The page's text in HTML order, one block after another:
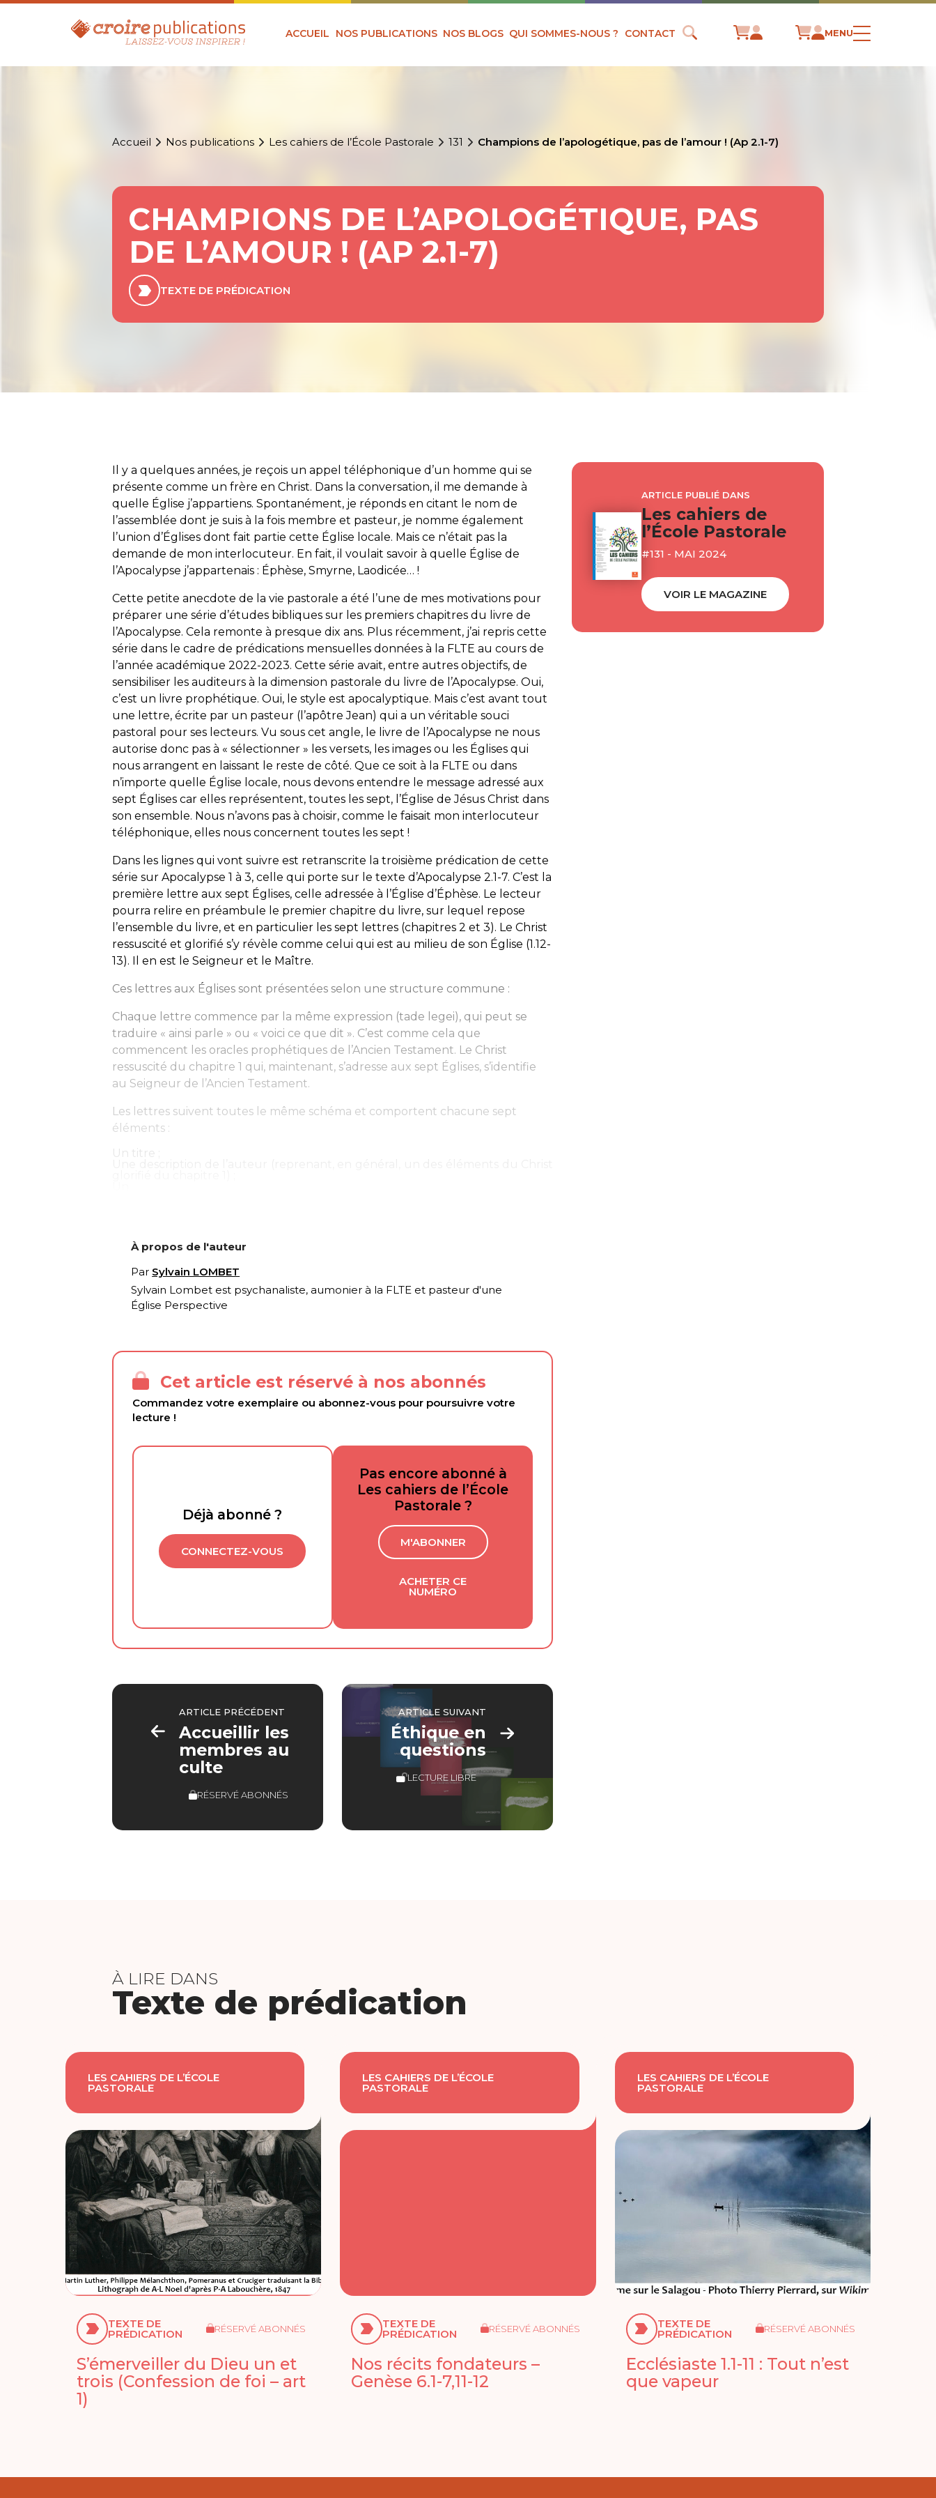
ACCUEIL NOS PUBLICATIONS NOS BLOGS QUI SOMMES-NOUS ? CONTACT MENU
Accueil Nos publications Les cahiers de l’École Pastorale 131 Champions de l’apologétique, pas de l’amour ! (Ap 2.1-7)
CHAMPIONS DE L’APOLOGÉTIQUE, PAS
DE L’AMOUR ! (AP 2.1-7)
TEXTE DE PRÉDICATION
Il y a quelques années, je reçois un appel téléphonique d’un homme qui se
présente comme un frère en Christ. Dans la conversation, il me demande à
quelle Église j’appartiens. Spontanément, je réponds en citant le nom de
l’assemblée dont je suis à la fois membre et pasteur, je nomme également
l’union d’Églises dont fait partie cette Église locale. Mais ce n’était pas la
demande de mon interlocuteur. En fait, il voulait savoirà quelle Église de
l’Apocalypse j’appartenais : Éphèse, Smyrne, Laodicée… !
Cette petite anecdote de la vie pastorale a été l’une de mes motivations pour
préparer une série d’études bibliques sur les premiers chapitres du livre de
l’Apocalypse. Cela remonte à presque dix ans. Plus récemment, j’ai repris cette
série dans le cadre de prédications mensuelles données à la FLTE au cours de
l’année académique 2022-2023. Cette série avait, entre autres objectifs, de
sensibiliser les auditeurs à la dimension pastorale du livre de l’Apocalypse. Oui,
c’est un livre prophétique. Oui, le style est apocalyptique. Mais c’est avant tout
une lettre, écrite par un pasteur (l’apôtre Jean) qui a un véritable souci
pastoral pour ses lecteurs. Vu sous cet angle, le livre de l’Apocalypse ne nous
autorise donc pas à « sélectionner » les versets, les images ou les Églises qui
nous arrangent en laissant le reste de côté. Que ce soit à la FLTE ou dans
n’importe quelle Église locale, nous devons entendre le message adresséaux
sept Églises car elles représentent, toutes les sept, l’Église de Jésus Christ dans
son ensemble. Nous n’avons pas à choisir, comme le faisait mon interlocuteur
téléphonique, elles nous concernent toutes les sept !
Dans les lignes qui vont suivre est retranscrite la troisième prédication de cette
série sur Apocalypse 1 à 3, celle qui porte sur le texte d’Apocalypse 2.1-7. C’est la
première lettre aux sept Églises, celle adressée à l’Église d’Éphèse. Le lecteur
pourra relire en préambule le premier chapitre du livre, sur lequel repose
l’ensemble du livre, et en particulier les sept lettres (chapitres 2 et 3). Le Christ
ressuscité et glorifié s’y révèle comme celui qui estau milieu de son Église (1.12-
13). Il en est le Seigneur et le Maître.
Ces lettres aux Églises sont présentées selon une structure commune :
Chaque lettre commence par la même expression (tade legei), qui peut se
traduire « ainsi parle » ou « voici ce que dit ». C’est comme cela que
commencent les oracles prophétiques de l’Ancien Testament. Le Christ
ressuscité du chapitre 1 qui, maintenant, s’adresse aux sept Églises, s’identifie
au Seigneur de l’Ancien Testament.
Les lettres suivent toutes le même schéma et comportent chacune sept
éléments :
Un titre ;
À propos de l'auteur
Par Sylvain LOMBET
Sylvain Lombet est psychanaliste, aumonier à la FLTE et pasteur d'une
Église Perspective
Cet article est réservé à nos abonnés
Commandez votre exemplaire ou abonnez-vous pour poursuivre votre
lecture !
Déjà abonné ?
CONNECTEZ-VOUS
Pas encore abonné à
Les cahiers de l’École
Pastorale ?
M'ABONNER
ACHETER CE
NUMÉRO
ARTICLE PRÉCÉDENT
Accueillir les
membres au
culte
RÉSERVÉ ABONNÉS
ARTICLE SUIVANT
Éthique en
questions
LECTURE LIBRE
ARTICLE PUBLIÉ DANS
Les cahiers de
l’École Pastorale
#131 - MAI 2024
VOIR LE MAGAZINE
À LIRE DANS
Texte de prédication
LES CAHIERS DE L’ÉCOLE
PASTORALE
TEXTE DE
PRÉDICATION RÉSERVÉ ABONNÉS
S’émerveiller du Dieu un et
trois (Confession de foi – art
1)
LES CAHIERS DE L’ÉCOLE
PASTORALE
TEXTE DE
PRÉDICATION RÉSERVÉ ABONNÉS
Nos récits fondateurs –
Genèse 6.1-7,11-12
LES CAHIERS DE L’ÉCOLE
PASTORALE
TEXTE DE
PRÉDICATION RÉSERVÉ ABONNÉS
Ecclésiaste 1.1-11 : Tout n’est
que vapeur